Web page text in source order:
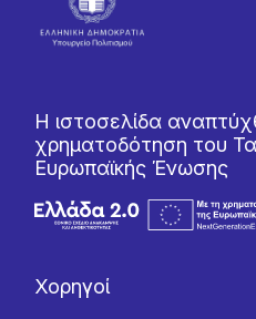
Η ιστοσελίδα
χρηματοδότηση του
Ευρωπαϊκής Ένωσης
Χορηγοί